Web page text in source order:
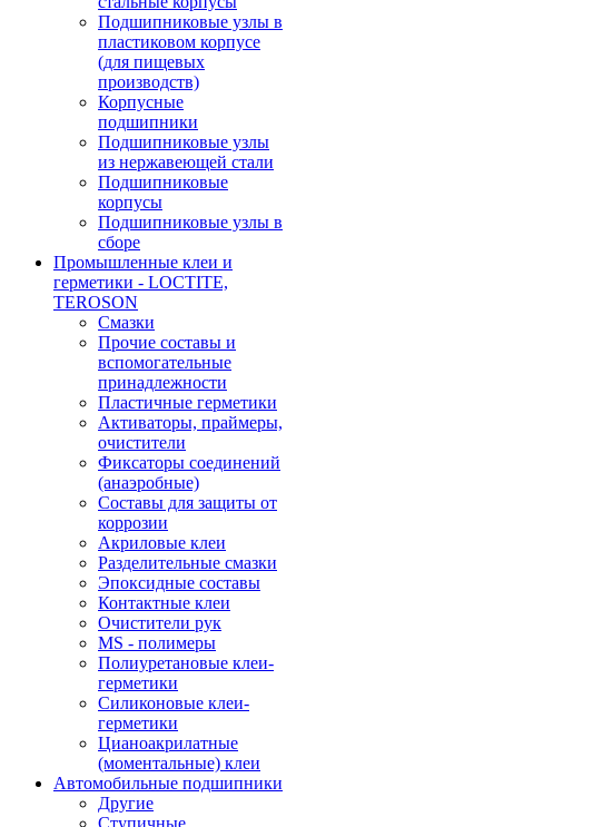
Подшипниковые узлы в
пластиковом корпусе
(для пищевых
производств)
Корпусные
подшипники
Подшипниковые узлы
из нержавеющей стали
Подшипниковые
корпусы
Подшипниковые узлы в
сборе
Промышленные клеи и
герметики - LOCTITE,
TEROSON
Смазки
Прочие составы и
вспомогательные
принадлежности
Пластичные герметики
Активаторы, праймеры,
очистители
Фиксаторы соединений
(анаэробные)
Составы для защиты от
коррозии
Акриловые клеи
Разделительные смазки
Эпоксидные составы
Контактные клеи
Очистители рук
MS - полимеры
Полиуретановые клеи-
герметики
Силиконовые клеи-
герметики
Цианоакрилатные
(моментальные) клеи
Автомобильные подшипники
Другие
Ступичные